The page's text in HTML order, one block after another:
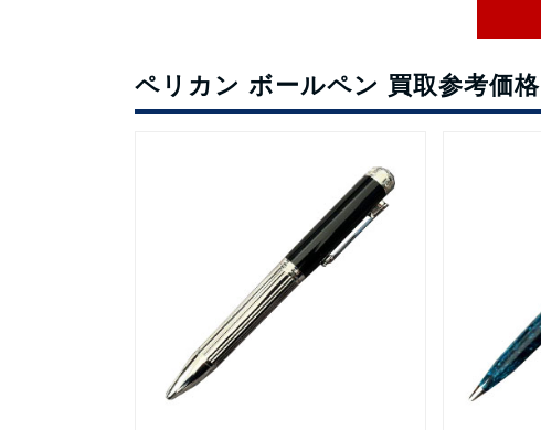
ペリカン ボールペン 買取参考価格